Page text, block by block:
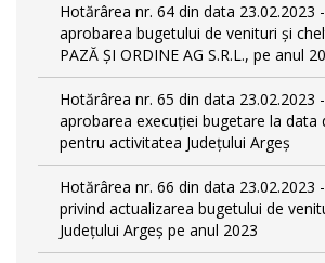
Hotărârea nr. 64 din data 23.02.2023
aprobarea bugetului de venituri și
PAZĂ ȘI ORDINE AG S.R.L., pe anul
Hotărârea nr. 65 din data 23.02.2023
aprobarea execuției bugetare la data
pentru activitatea Județului Argeș
Hotărârea nr. 66 din data 23.02.2023
privind actualizarea bugetului de
Județului Argeș pe anul 2023